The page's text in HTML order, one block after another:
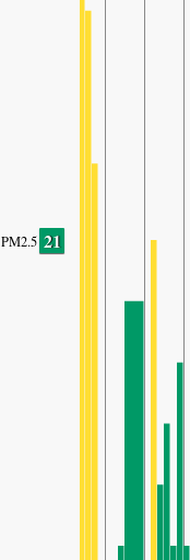
PM2.5 21